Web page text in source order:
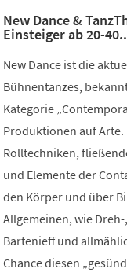
New Dance &
Einsteiger ab 20-
New Dance ist die
Bühnentanzes,
Kategorie
Produktionen auf Arte.
Rolltechniken,
und Elemente der
den Körper und über
Allgemeinen, wie
Bartenieff und
Chance diesen